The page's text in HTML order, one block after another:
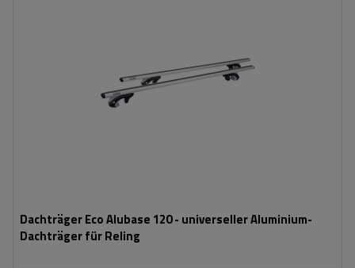
Dachträger Eco Alubase 120 - universeller Aluminium-
Dachträger für Reling